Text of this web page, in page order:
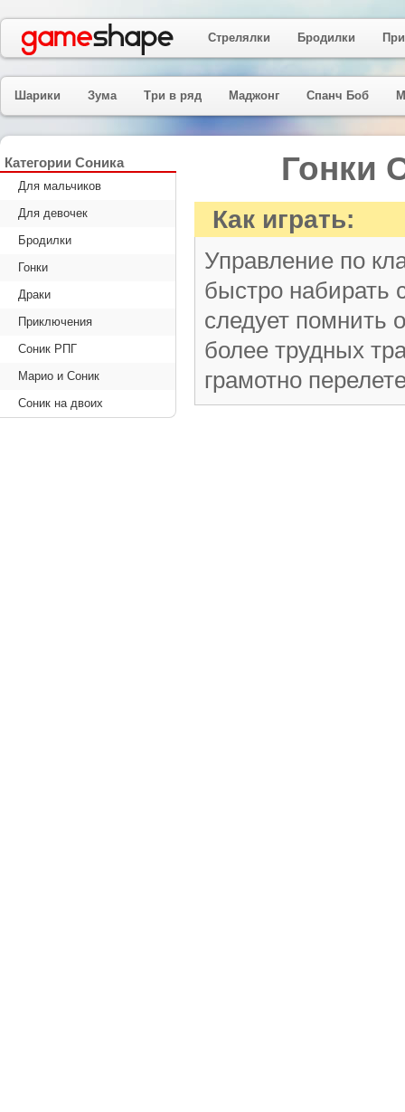
Гонки
Как играть:
Управление по
быстро набирать
следует помнить
более трудных
грамотно
Категории Соника
Для мальчиков
Для девочек
Бродилки
Гонки
Драки
Приключения
Соник РПГ
Марио и Соник
Соник на двоих
Стрелялки Бродилки
Шарики Зума Три в ряд Маджонг Спанч Боб